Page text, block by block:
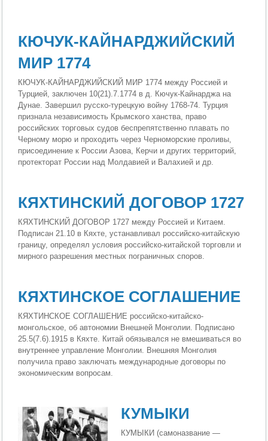
КЮЧУК-КАЙНАРДЖИЙСКИЙ
МИР 1774
КЮЧУК-КАЙНАРДЖИЙСКИЙ МИР 1774 между Россией и
Турцией, заключен 10(21).7.1774 в д. Кючук-Кайнарджа на
Дунае. Завершил русско-турецкую войну 1768-74. Турция
признала независимость Крымского ханства, право
российских торговых судов беспрепятственно плавать по
Черному морю и проходить через Черноморские проливы,
присоединение к России Азова, Керчи и других территорий,
протекторат России над Молдавией и Валахией и др.
КЯХТИНСКИЙ ДОГОВОР 1727
КЯХТИНСКИЙ ДОГОВОР 1727 между Россией и Китаем.
Подписан 21.10 в Кяхте, устанавливал российско-китайскую
границу, определял условия российско-китайской торговли и
мирного разрешения местных пограничных споров.
КЯХТИНСКОЕ СОГЛАШЕНИЕ
КЯХТИНСКОЕ СОГЛАШЕНИЕ российско-китайско-
монгольское, об автономии Внешней Монголии. Подписано
25.5(7.6).1915 в Кяхте. Китай обязывался не вмешиваться во
внутреннее управление Монголии. Внешняя Монголия
получила право заключать международные договоры по
экономическим вопросам.
КУМЫКИ
КУМЫКИ (самоназвание —